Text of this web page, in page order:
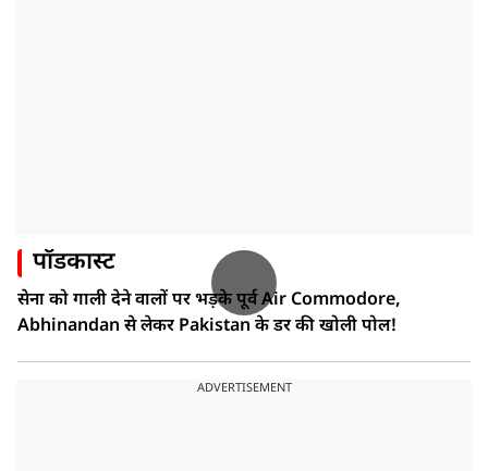
पॉडकास्ट
सेना को गाली देने वालों पर भड़के पूर्व Air Commodore,
Abhinandan से लेकर Pakistan के डर की खोली पोल!
ADVERTISEMENT